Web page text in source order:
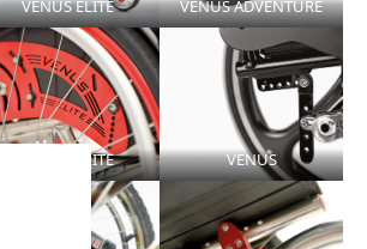
VENUS ELITE VENUS ADVENTURE
VENUS ELITE VENUS